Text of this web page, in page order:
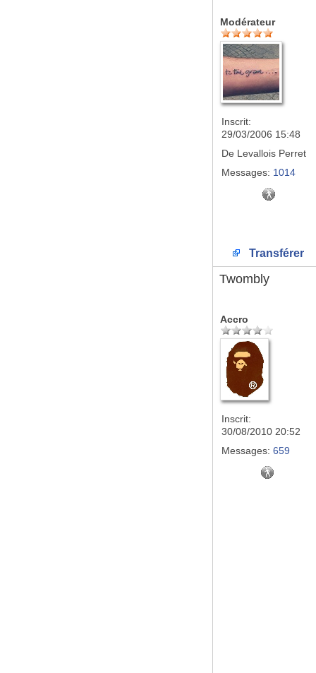
Modérateur
Inscrit:
29/03/2006 15:48
De Levallois Perret
Messages: 1014
Transférer
Twombly
Accro
Inscrit:
30/08/2010 20:52
Messages: 659